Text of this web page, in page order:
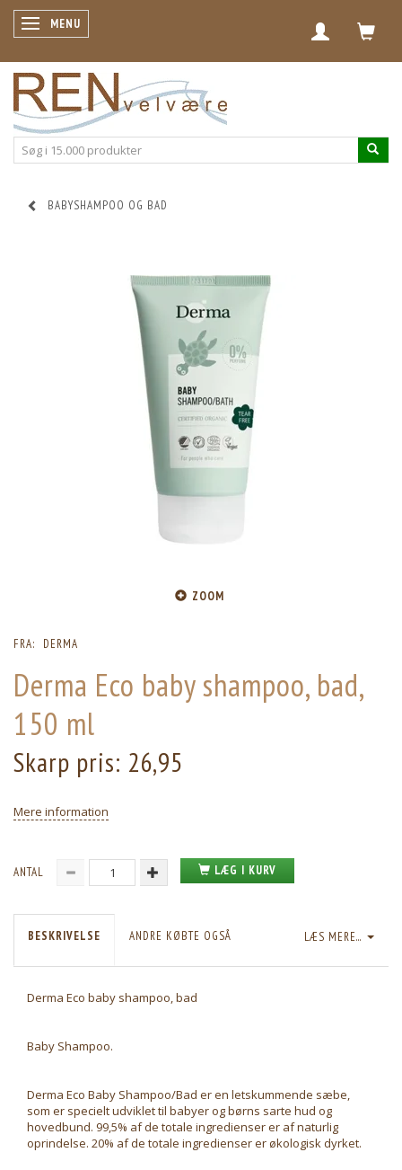
SKIFTE NAVIGATION
MENU
BABYSHAMPOO OG BAD
ZOOM
FRA: DERMA
Derma Eco baby shampoo, bad,
150 ml
Skarp pris: 26,95
Mere information
ANTAL LÆG I KURV
LÆS MERE...
BESKRIVELSE ANDRE KØBTE OGSÅ
Derma Eco baby shampoo, bad
Baby Shampoo.
Derma Eco Baby Shampoo/Bad er en letskummende sæbe,
som er specielt udviklet til babyer og børns sarte hud og
hovedbund. 99,5% af de totale ingredienser er af naturlig
oprindelse. 20% af de totale ingredienser er økologisk dyrket.